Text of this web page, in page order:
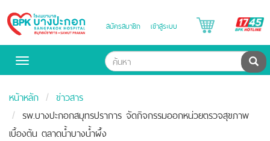
Bangpakok
Hospital
สมัครสมาชิก เข้าสู่ระบบ
Toggle
ค้น
หน้าหลัก
ข่าวสาร
รพ.บางปะกอกสมุทรปราการ จัดกิจกรรมออกหน่วยตรวจสุขภาพ
เบื้องต้น ตลาดน้ำบางน้ำผึ้ง